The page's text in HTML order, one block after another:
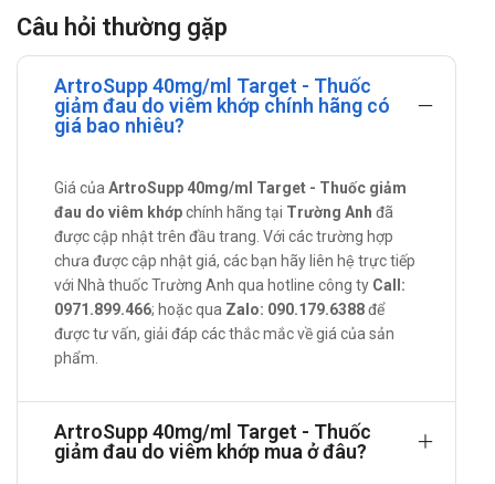
bỏ cơn đau.
Cách dùng – liều dùng của ArtroSupp
40mg/ml
Liều dùng:
Tùy thuộc vào kích thước khớp: 2ml hoặc 3ml tiêm có
thể được tiêm 1, 3 hoặc 5 lần. Tác dụng có lợi của 1, 3
hoặc 5 lần điều trị liên tiếp kéo dài ít nhất 6 tháng.
Nhiều khớp có thể được điều trị cùng một lúc và các
chu kỳ điều trị có thể được lặp lại.
bệnh nhân được theo dõi, nhiều bệnh nhân tình trạng
tự khỏi mà không cần can thiệp.
Cách dùng:
Câu hỏi thường gặp
ArtroSupp 40mg/ml Target - Thuốc
giảm đau do viêm khớp chính hãng có
giá bao nhiêu?
Giá của ArtroSupp 40mg/ml Target - Thuốc giảm
đau do viêm khớpchính hãng tại Trường Anh đã
được cập nhật trên đầu trang. Với các trường hợp
chưa được cập nhật giá, các bạn hãy liên hệ trực tiếp
với Nhà thuốc Trường Anh qua hotline công ty Call:
0971.899.466; hoặc qua Zalo: 090.179.6388để
được tư vấn, giải đáp các thắc mắc về giá của sản
phẩm.
ArtroSupp 40mg/ml Target - Thuốc
giảm đau do viêm khớp mua ở đâu?